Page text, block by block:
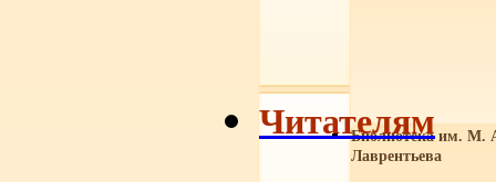
Библиотека им. М.
Лаврентьева
Читателям